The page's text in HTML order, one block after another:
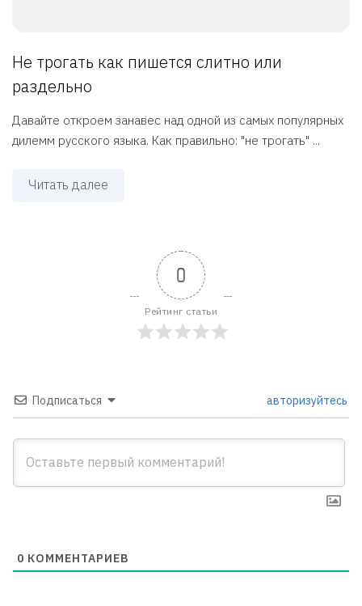
Не трогать как пишется слитно или
раздельно
Давайте откроем занавес над одной из самых популярных
дилемм русского языка. Как правильно: "не трогать" ...
Читать далее
0
Рейтинг статьи
Подписаться авторизуйтесь
0 КОММЕНТАРИЕВ